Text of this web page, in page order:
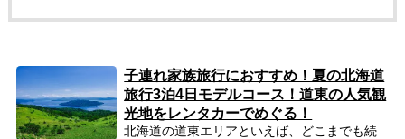
子連れ家族旅行におすすめ！夏の北海道
旅行3泊4日モデルコース！道東の人気観
光地をレンタカーでめぐる！
北海道の道東エリアといえば、どこまでも続